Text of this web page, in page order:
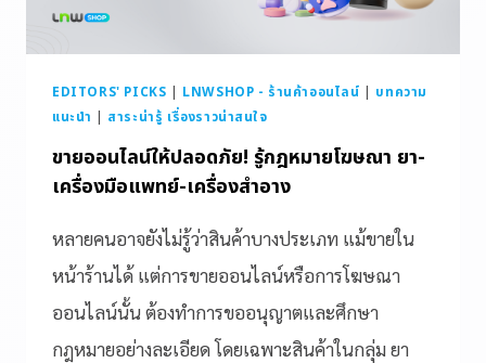
EDITORS' PICKS LNWSHOP - ร้านค้าออนไลน์
บทความ
แนะนำ
สาระน่ารู้ เรื่องราวน่าสนใจ
ขายออนไลน์ให้ปลอดภัย! รู้กฎหมายโฆษณา ยา-
เครื่องมือแพทย์-เครื่องสำอาง
หลายคนอาจยังไม่รู้ว่าสินค้าบางประเภท แม้ขายใน
หน้าร้านได้ แต่การขายออนไลน์หรือการโฆษณา
ออนไลน์นั้น ต้องทำการขออนุญาตและศึกษา
กฎหมายอย่างละเอียด โดยเฉพาะสินค้าในกลุ่ม ยา